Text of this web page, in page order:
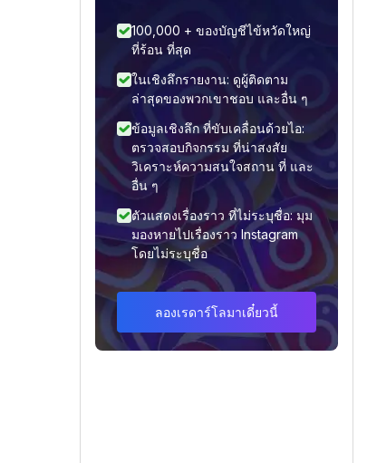
100,000 + ของบัญชีไข้หวัดใหญ่
ที่ร้อน ที่สุด
ในเชิงลึกรายงาน: ดูผู้ติดตาม
ล่าสุดของพวกเขาชอบ และอื่น ๆ
ข้อมูลเชิงลึก ที่ขับเคลื่อนด้วยไอ:
ตรวจสอบกิจกรรม ที่น่าสงสัย
วิเคราะห์ความสนใจสถาน ที่ และ
อื่น ๆ
ตัวแสดงเรื่องราว ที่ไม่ระบุชื่อ: มุม
มองหายไปเรื่องราว Instagram
โดยไม่ระบุชื่อ
ลองเรดาร์โลมาเดี๋ยวนี้